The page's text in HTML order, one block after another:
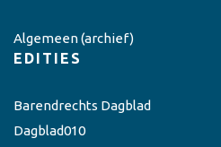
Algemeen(archief)
EDITIES
Barendrechts Dagblad
Dagblad010